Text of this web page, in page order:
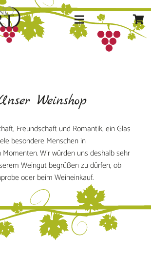
Weinshop
Freundschaft und Romantik, ein Glas
besondere Menschen in
Wir würden uns deshalb sehr
Weingut begrüßen zu dürfen, ob
oder beim Weineinkauf.